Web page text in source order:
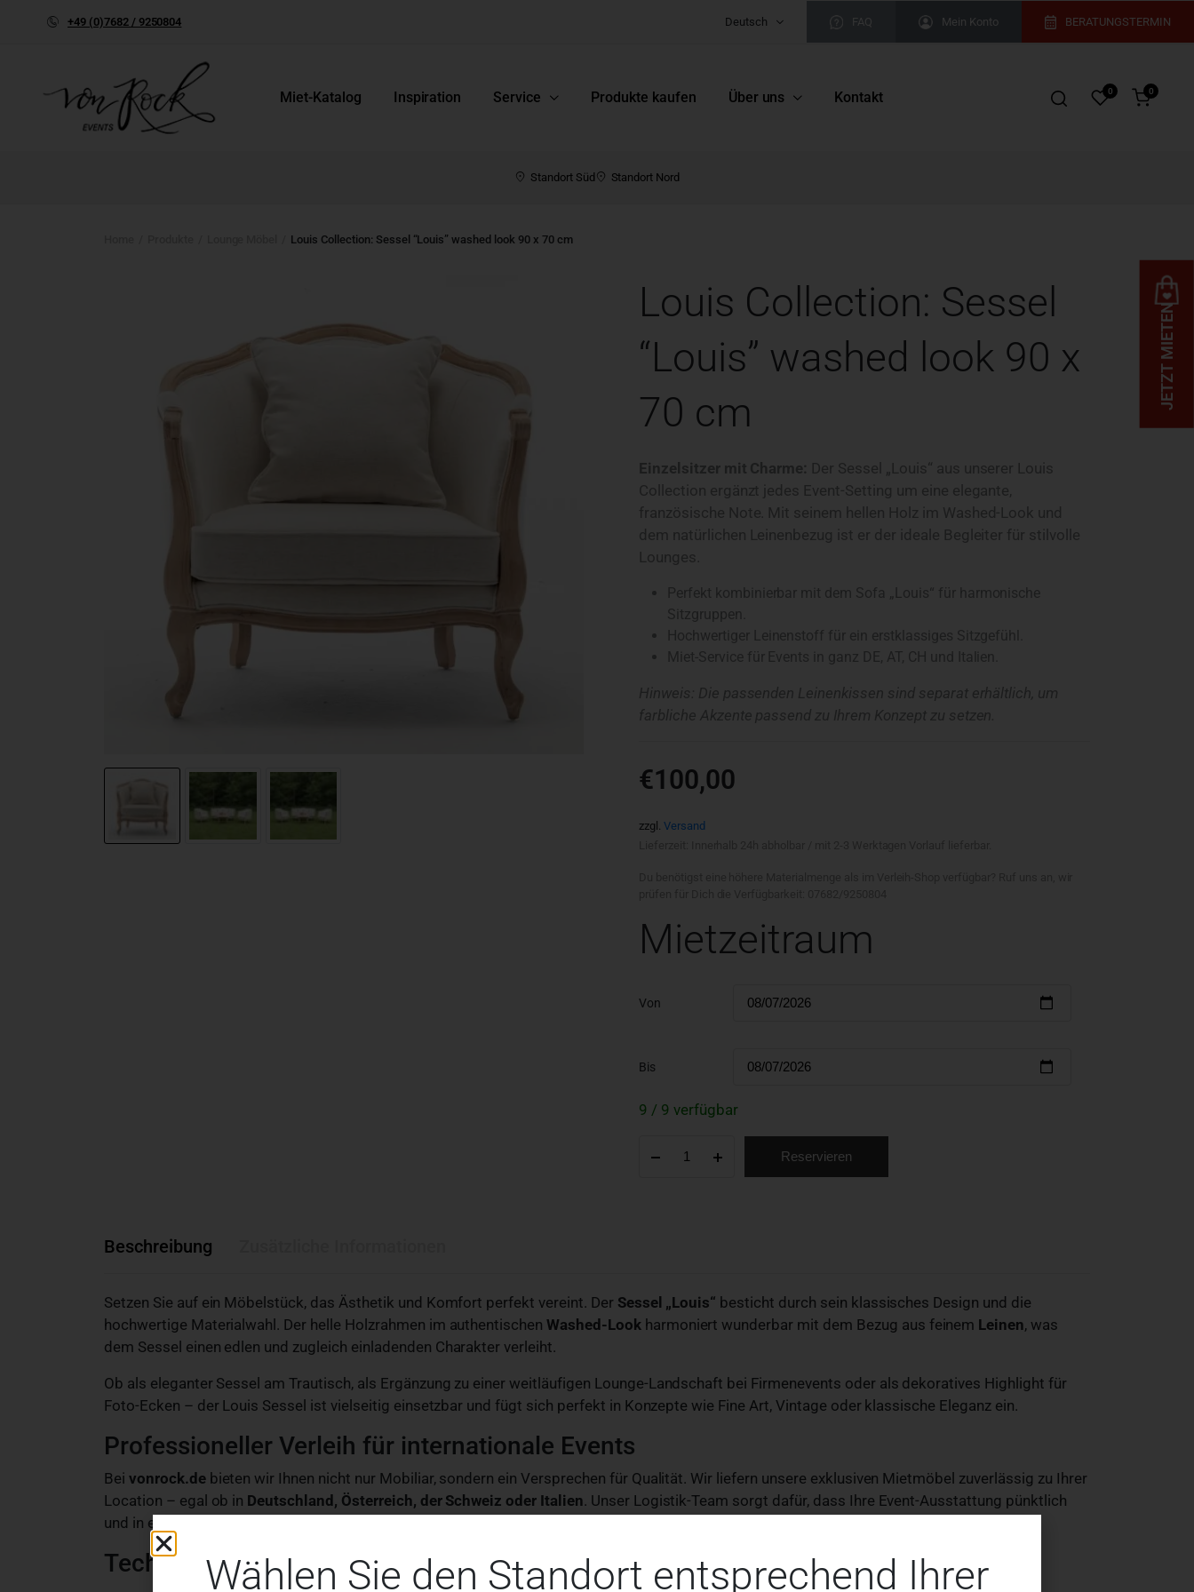
+49 (0)7682 / 9250804 Deutsch FAQ Mein Konto BERATUNGSTERMIN
Miet-Katalog Inspiration Service Produkte kaufen Über uns Kontakt 0 0
Standort Süd Standort Nord
Louis Collection: Sessel “Louis” washed look 90 x 70 cm
Louis Collection: Sessel
“Louis” washed look 90 x
70 cm
Einzelsitzer mit Charme: Der Sessel „Louis“ aus unserer Louis
Collection ergänzt jedes Event-Setting um eine elegante,
französische Note. Mit seinem hellen Holz im Washed-Look und
dem natürlichen Leinenbezug ist er der ideale Begleiter für stilvolle
Lounges.
Perfekt kombinierbar mit dem Sofa „Louis“ für harmonische
Sitzgruppen.
Hochwertiger Leinenstoff für ein erstklassiges Sitzgefühl.
Miet-Service für Events in ganz DE, AT, CH und Italien.
Hinweis: Die passenden Leinenkissen sind separat erhältlich, um
farbliche Akzente passend zu Ihrem Konzept zu setzen.
€100,00
zzgl. Versand
Mietzeitraum
Von
Bis
9 / 9 verfügbar
Reservieren
Beschreibung
Setzen Sie auf ein Möbelstück, das Ästhetik und Komfort perfekt vereint. Der Sessel „Louis“ besticht durch sein klassisches Design und die
hochwertige Materialwahl. Der helle Holzrahmen im authentischenWashed-Lookharmoniert wunderbar mit dem Bezug aus feinem Leinen, was
dem Sessel einen edlen und zugleich einladenden Charakter verleiht.
Ob als eleganter Sessel am Trautisch, als Ergänzung zu einer weitläufigen Lounge-Landschaft bei Firmenevents oder als dekoratives Highlight für
Foto-Ecken – der Louis Sessel ist vielseitig einsetzbar und fügt sich perfekt in Konzepte wie Fine Art, Vintage oder klassische Eleganz ein.
Professioneller Verleih für internationale Events
Bei vonrock.debieten wir Ihnen nicht nur Mobiliar, sondern ein Versprechen für Qualität. Wir liefern unsere exklusiven Mietmöbel zuverlässig zu Ihrer
Location – egal ob in Deutschland, Österreich, der Schweiz oder Italien. Unser Logistik-Team sorgt dafür, dass Ihre Event-Ausstattung pünktlich
und in einwandfreiem Zustand bereitsteht.
Technische Details & Maße
JETZT MIETEN
Wählen Sie den Standort entsprechend Ihrer